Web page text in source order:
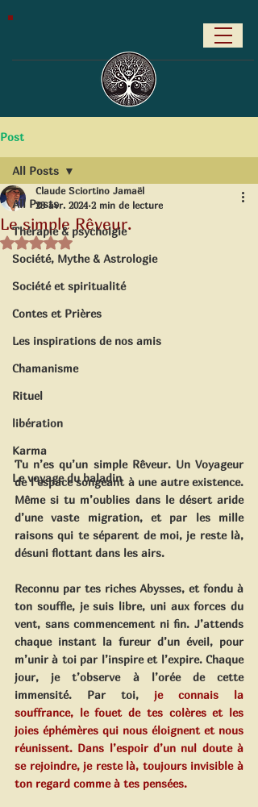
Post
All Posts
Thérapie & psycholgie
Société, Mythe & Astrologie
Société et spiritualité
Contes et Prières
Les inspirations de nos amis
Chamanisme
Rituel
libération
Karma
Le voyage du baladin
All Posts
Le simple Rêveur.
Claude Sciortino Jamaël
23 avr. 2024 2 min de lecture
Noté NaN étoiles sur 5.
Tu n’es qu’un simple Rêveur. Un Voyageur
de l’espace songeant à une autre existence.
Même si tu m’oublies dans le désert aride
d’une vaste migration, et par les mille
raisons qui te séparent de moi, je reste là,
désuni flottant dans les airs.
Reconnu par tes riches Abysses, et fondu à
ton souffle, je suis libre, uni aux forces du
vent, sans commencement ni fin. J’attends
chaque instant la fureur d’un éveil, pour
m’unir à toi par l’inspire et l’expire. Chaque
jour, je t’observe à l’orée de cette
immensité. Par toi,
je connais la
souffrance, le fouet de tes colères et les
joies éphémères qui nous éloignent et nous
réunissent. Dans l’espoir d’un nul doute à
se rejoindre, je reste là, toujours invisible à
ton regard comme à tes pensées.